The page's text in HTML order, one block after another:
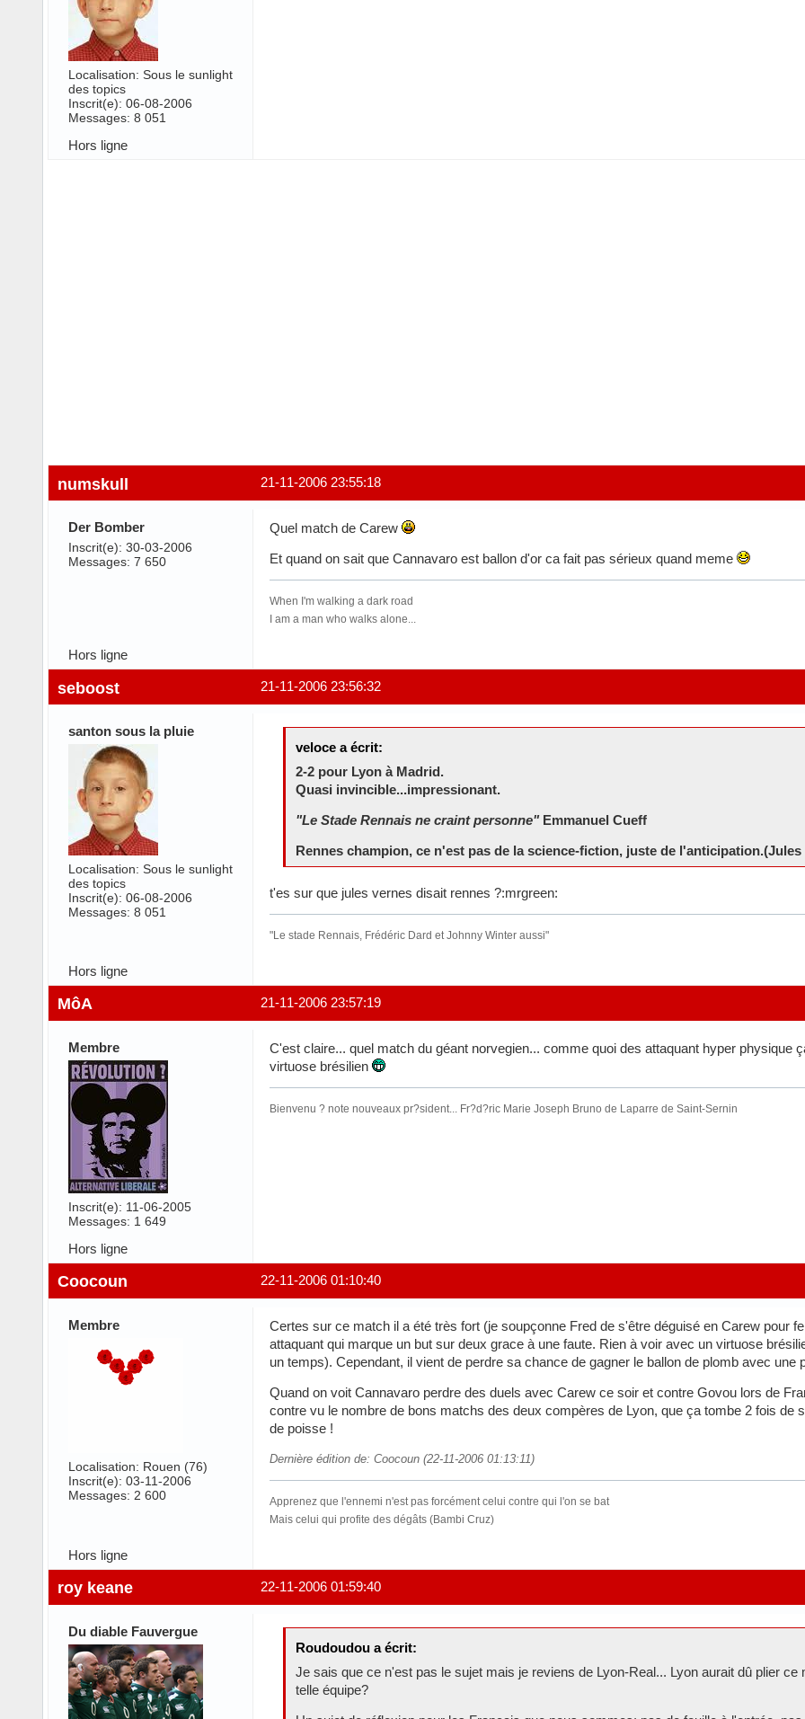
Localisation: Sous le sunlight
des topics
Inscrit(e): 06-08-2006
Messages: 8 051
Hors ligne
21-11-2006 23:55:18
numskull
Der Bomber
Inscrit(e): 30-03-2006
Messages: 7 650
Quel match de Carew
Et quand on sait que Cannavaro est ballon d'or ca fait pas sérieux quand meme
When I'm walking a dark road
I am a man who walks alone...
Hors ligne
21-11-2006 23:56:32
seboost
santon sous la pluie
Localisation: Sous le sunlight
des topics
Inscrit(e): 06-08-2006
Messages: 8 051
veloce a écrit:
2-2 pour Lyon à Madrid.
Quasi invincible...impressionant.
"Le Stade Rennais ne craint personne"Emmanuel Cueff
Rennes champion, ce n'est pas de la science-fiction, juste de
t'es sur que jules vernes disait rennes ?:mrgreen:
"Le stade Rennais, Frédéric Dard et Johnny Winter aussi"
Hors ligne
21-11-2006 23:57:19
MôA
Membre
Inscrit(e): 11-06-2005
Messages: 1 649
C'est claire... quel match du géant norvegien... comme quoi des attaquant hyper physique
virtuose brésilien
Bienvenu ? note nouveaux pr?sident... Fr?d?ric Marie Joseph Bruno de Laparre de Saint-Sernin
Hors ligne
22-11-2006 01:10:40
Coocoun
Membre
Localisation: Rouen (76)
Inscrit(e): 03-11-2006
Messages: 2 600
Certes sur ce match il a été très fort (je soupçonne Fred de s'être déguisé en Carew pour
attaquant qui marque un but sur deux grace à une faute. Rien à voir avec un virtuose
un temps). Cependant, il vient de perdre sa chance de gagner le ballon de plomb avec une
Quand on voit Cannavaro perdre des duels avec Carew ce soir et contre Govou lors de
contre vu le nombre de bons matchs des deux compères de Lyon, que ça tombe 2 fois de
de poisse !
Dernière édition de: Coocoun (22-11-2006 01:13:11)
Apprenez que l'ennemi n'est pas forcément celui contre qui l'on se bat
Mais celui qui profite des dégâts (Bambi Cruz)
Hors ligne
22-11-2006 01:59:40
roy keane
Du diable Fauvergue
Roudoudou a écrit:
Je sais que ce n'est pas le sujet mais je reviens de Lyon-Real... Lyon aurait dû plier
telle équipe?